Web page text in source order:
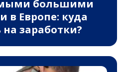
большими
в Европе: куда
на заработки?